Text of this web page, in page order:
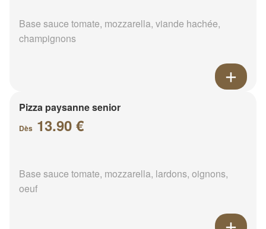
Base sauce tomate, mozzarella, viande hachée,
champignons
Pizza paysanne senior
Dès 13.90 €
Base sauce tomate, mozzarella, lardons, oignons,
oeuf